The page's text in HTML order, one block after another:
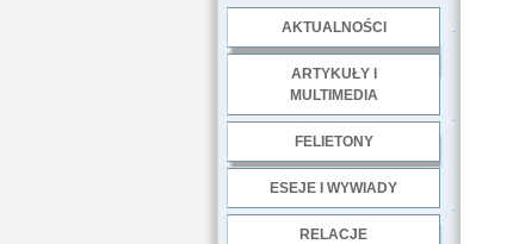
AKTUALNOŚCI
ARTYKUŁY I
MULTIMEDIA
FELIETONY
ESEJE I WYWIADY
RELACJE